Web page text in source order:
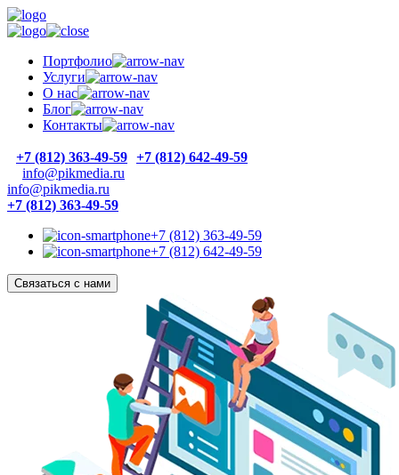
Портфолио
Услуги
О нас
Блог
Контакты
+7 (812) 363-49-59 +7 (812) 642-49-59
info@pikmedia.ru
info@pikmedia.ru
+7 (812) 363-49-59
+7 (812) 363-49-59
+7 (812) 642-49-59
Связаться с нами